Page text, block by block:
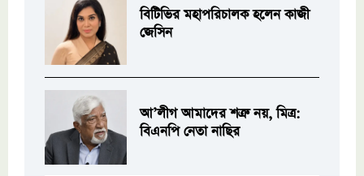
বিটিভির মহাপরিচালক হলেন কাজী
জেসিন
আ’লীগ আমাদের শত্রু নয়, মিত্র:
বিএনপি নেতা নাছির